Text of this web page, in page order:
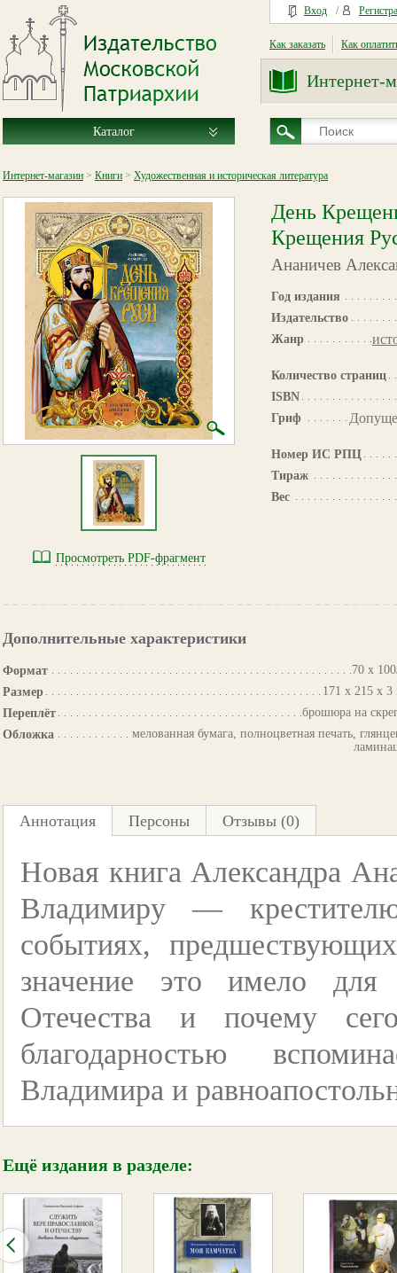
Вход /
Как заказать Как
Интернет-
Каталог
Интернет-магазин > Книги > Художественная и историческая литература
Просмотреть PDF-фрагмент
День
Крещения
Ананичев
Год издания
Издательство
Жанр
Количество страниц
ISBN
Гриф
Номер ИС РПЦ
Тираж
Вес
Дополнительные характеристики
Формат
70 х
Размер
171 х 215 х
Переплёт
брошюра на
Обложка
мелованная бумага, полноцветная печать,
Аннотация Персоны Отзывы (0)
Новая книга Александра
Владимиру —
событиях,
значение это имело для
Отечества и почему
благодарностью
Владимира и
Ещё издания в разделе: